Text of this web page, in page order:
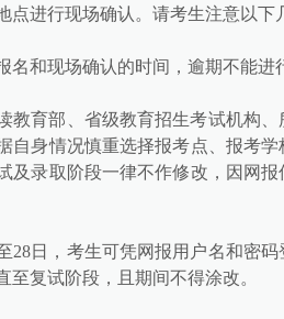
点进行现场确认。请考生注意以下
名和现场确认的时间，逾期不能进
教育部、省级教育招生考试机构
自身情况慎重选择报考点、报考
及录取阶段一律不作修改，因网
28日，考生可凭网报用户名和密
至复试阶段，且期间不得涂改。